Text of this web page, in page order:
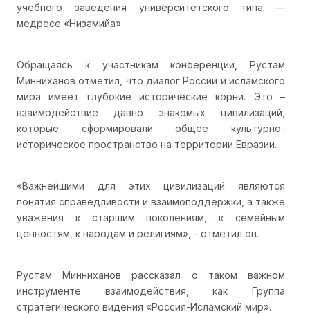
учебного заведения университетского типа —
медресе «Низамийа».
Обращаясь к участникам конференции, Рустам
Минниханов отметил, что диалог России и исламского
мира имеет глубокие исторические корни. Это –
взаимодействие давно знакомых цивилизаций,
которые сформировали общее культурно-
историческое пространство на территории Евразии.
«Важнейшими для этих цивилизаций являются
понятия справедливости и взаимоподдержки, а также
уважения к старшим поколениям, к семейным
ценностям, к народам и религиям», - отметил он.
Рустам Минниханов рассказал о таком важном
инструменте взаимодействия, как Группа
стратегического видения «Россия-Исламский мир».